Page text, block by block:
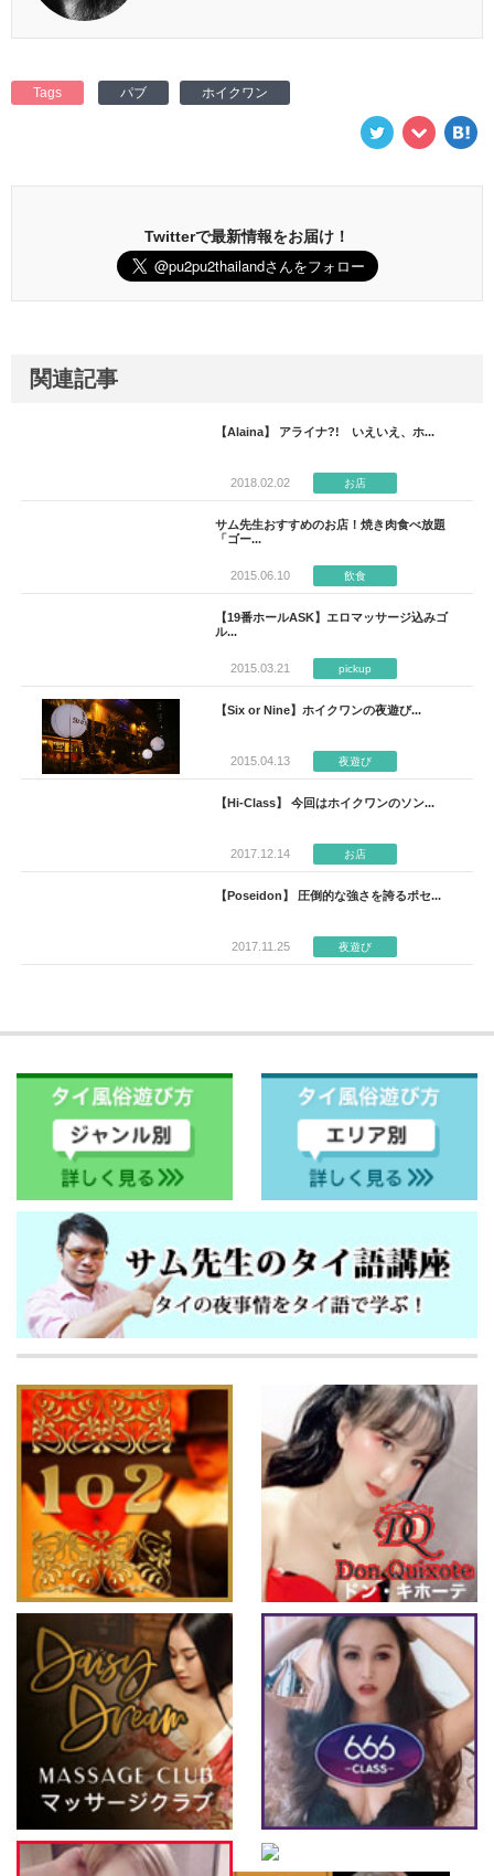
Tags パブ ホイクワン
Twitterで最新情報をお届け！
関連記事
【Alaina】 アライナ?! いえいえ、ホ...
2018.02.02 お店
サム先生おすすめのお店！焼き肉食べ放題
「ゴー...
2015.06.10 飲食
【19番ホールASK】エロマッサージ込みゴ
ル...
2015.03.21 pickup
【Six or Nine】ホイクワンの夜遊び...
2015.04.13 夜遊び
【Hi-Class】 今回はホイクワンのソン...
2017.12.14 お店
【Poseidon】 圧倒的な強さを誇るポセ...
2017.11.25 夜遊び